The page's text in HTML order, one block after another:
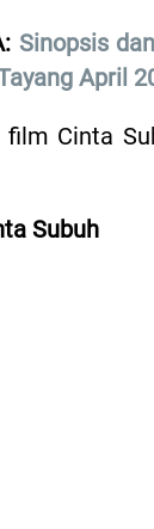
Sinopsis
April
film Cinta
Subuh